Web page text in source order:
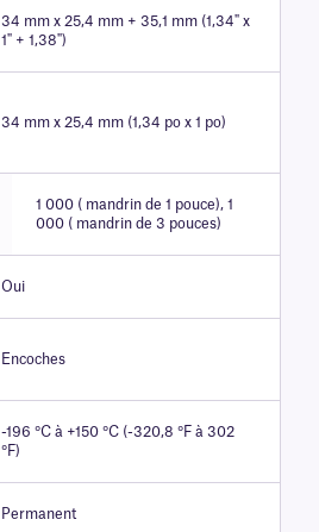
34 mm x 25,4 mm + 35,1 mm (1,34" x
1" + 1,38")
34 mm x 25,4 mm (1,34 po x 1 po)
1 000 ( mandrin de 1 pouce), 1
000 ( mandrin de 3 pouces)
Oui
Encoches
-196 °C à +150 °C (-320,8 °F à 302
°F)
Permanent